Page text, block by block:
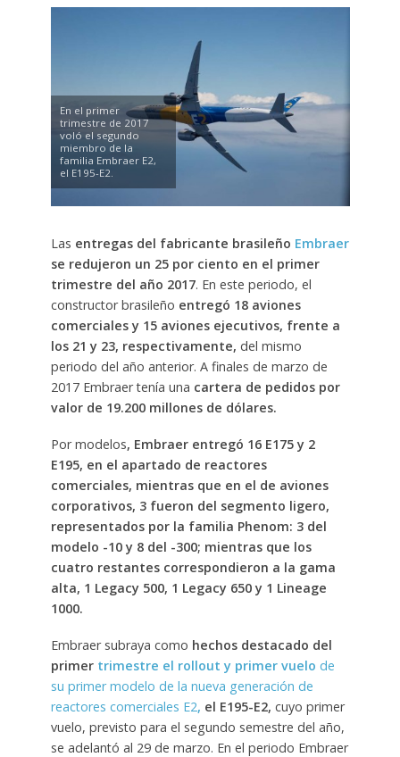
En el primer
trimestre de 2017
voló el segundo
miembro de la
familia Embraer E2,
el E195-E2.
Las entregas del fabricante brasileño Embraer
se redujeron un 25 por ciento en el primer
trimestre del año 2017. En este periodo, el
constructor brasileño entregó 18 aviones
comerciales y 15 aviones ejecutivos, frente a
los 21 y 23, respectivamente, del mismo
periodo del año anterior. A finales de marzo de
2017 Embraer tenía una cartera de pedidos por
valor de 19.200 millones de dólares.
Por modelos, Embraer entregó 16 E175 y 2
E195, en el apartado de reactores
comerciales, mientras que en el de aviones
corporativos, 3 fueron del segmento ligero,
representados por la familia Phenom: 3 del
modelo -10 y 8 del -300; mientras que los
cuatro restantes correspondieron a la gama
alta, 1 Legacy 500, 1 Legacy 650 y 1 Lineage
1000.
Embraer subraya como hechos destacado del
primer trimestre el rollout y primer vuelo de
su primer modelo de la nueva generación de
reactores comerciales E2, el E195-E2, cuyo primer
vuelo, previsto para el segundo semestre del año,
se adelantó al 29 de marzo. En el periodo Embraer